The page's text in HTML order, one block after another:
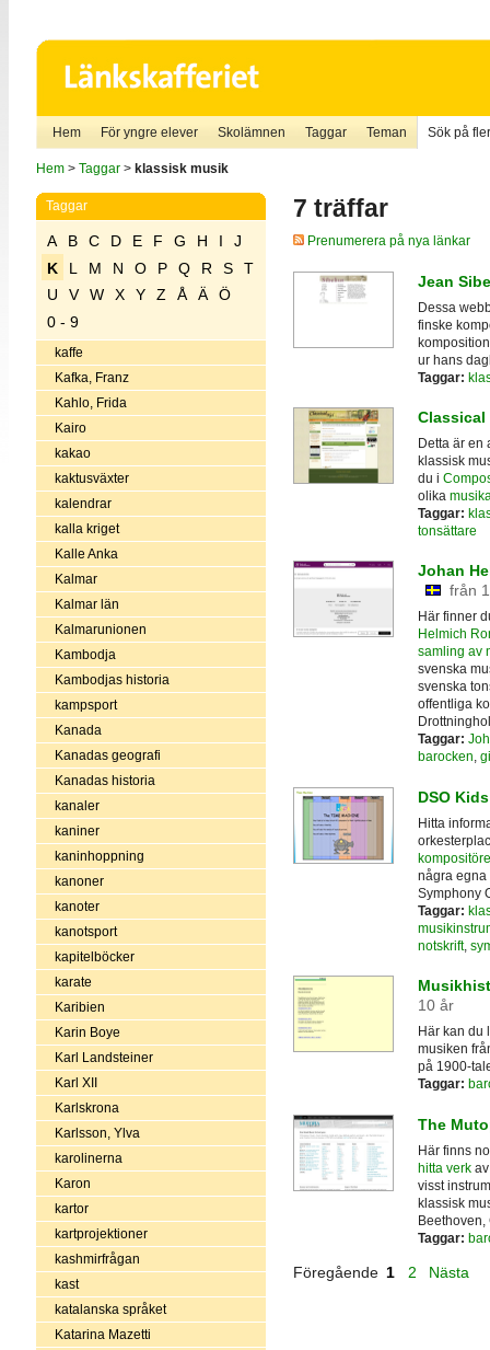
Hem För yngre elever Skolämnen Taggar Teman Sök på
Hem> Taggar> klassisk musik
Taggar
A B C D E F G H I
J
K
L M N O P Q R S
T
U
V W X Y Z Å Ä
Ö
0 - 9
kaffe
Kafka, Franz
Kahlo, Frida
Kairo
kakao
kaktusväxter
kalendrar
kalla kriget
Kalle Anka
Kalmar
Kalmar län
Kalmarunionen
Kambodja
Kambodjas historia
kampsport
Kanada
Kanadas geografi
Kanadas historia
kanaler
kaniner
kaninhoppning
kanoner
kanoter
kanotsport
kapitelböcker
karate
Karibien
Karin Boye
Karl Landsteiner
Karl XII
Karlskrona
Karlsson, Ylva
karolinerna
Karon
kartor
kartprojektioner
kashmirfrågan
kast
katalanska språket
Katarina Mazetti
7 träffar
Prenumerera på nya länkar
Jean
Dessa
finske
ur hans
Taggar:
Classical
Detta är en
klassisk
du i
olika
Taggar:
tonsättare
Johan
från
Här finner
Helmich
samling av
svenska
svenska
offentliga
Taggar:
barocken,
DSO Kids
Hitta
några egna
Symphony
Taggar:
notskrift,
10 år
Här kan du
musiken
på 1900-
Taggar:
The
Här finns
hitta verkav
visst
klassisk
Beethoven,
Taggar:
Föregående 1 2 Nästa